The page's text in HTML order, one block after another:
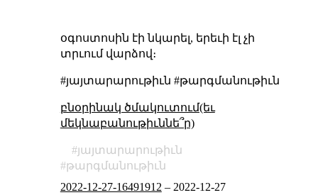
օգոստոսին էի նկարել, երեւի էլ չի
տրւում վարձով։
#յայտարարութիւն #թարգմանութիւն
բնօրինակ ծմակուտում(եւ
մեկնաբանութիւննե՞ր)
յայտարարութիւն
թարգմանութիւն
2022-12-27-16491912 – 2022-12-27